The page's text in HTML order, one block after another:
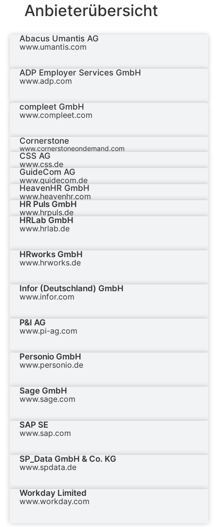
Anbieterübersicht
Abacus Umantis AG
www.umantis.com
ADP Employer Services GmbH
www.adp.com
compleet GmbH
www.compleet.com
Cornerstone
www.cornerstoneondemand.com
CSS AG
www.css.de
GuideCom AG
www.guidecom.de
HeavenHR GmbH
www.heavenhr.com
HR Puls GmbH
www.hrpuls.de
HRLab GmbH
www.hrlab.de
HRworks GmbH
www.hrworks.de
Infor (Deutschland) GmbH
www.infor.com
P&I AG
www.pi-ag.com
Personio GmbH
www.personio.de
Sage GmbH
www.sage.com
SAP SE
www.sap.com
SP_Data GmbH & Co. KG
www.spdata.de
Workday Limited
www.workday.com